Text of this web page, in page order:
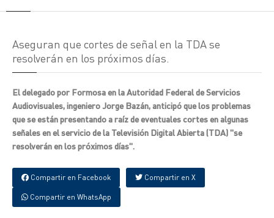
Aseguran que cortes de señal en la TDA se
resolverán en los próximos días.
El delegado por Formosa en la Autoridad Federal de Servicios
Audiovisuales, ingeniero Jorge Bazán, anticipó que los problemas
que se están presentando a raíz de eventuales cortes en algunas
señales en el servicio de la Televisión Digital Abierta (TDA) "se
resolverán en los próximos días".
Compartir en Facebook Compartir en X
Compartir en WhatsApp